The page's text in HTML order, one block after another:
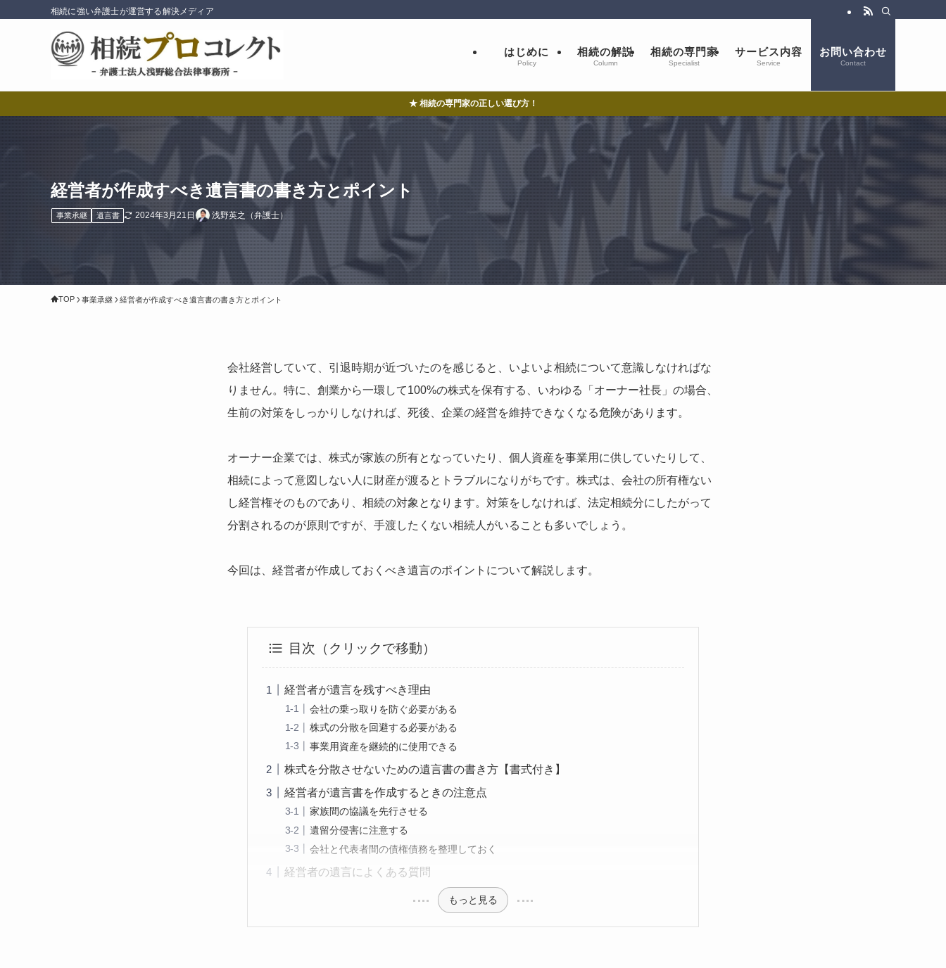
相続に強い弁護士が運営する解決メディア
はじめに
Policy
相続の解説
Column
相続の専門家
Specialist
サービス内容
Service
お問い合わせ
Contact
★ 相続の専門家の正しい選び方！
経営者が作成すべき遺言書の書き方とポイント
事業承継 遺言書 2024年3月21日 浅野英之（弁護士）
TOP 事業承継 経営者が作成すべき遺言書の書き方とポイント
会社経営していて、引退時期が近づいたのを感じると、いよいよ相続について意識しなければな
りません。特に、創業から一環して100%の株式を保有する、いわゆる「オーナー社長」の場合、
生前の対策をしっかりしなければ、死後、企業の経営を維持できなくなる危険があります。
オーナー企業では、株式が家族の所有となっていたり、個人資産を事業用に供していたりして、
相続によって意図しない人に財産が渡るとトラブルになりがちです。株式は、会社の所有権ない
し経営権そのものであり、相続の対象となります。対策をしなければ、法定相続分にしたがって
分割されるのが原則ですが、手渡したくない相続人がいることも多いでしょう。
今回は、経営者が作成しておくべき遺言のポイントについて解説します。
目次（クリックで移動）
経営者が遺言を残すべき理由
会社の乗っ取りを防ぐ必要がある
株式の分散を回避する必要がある
事業用資産を継続的に使用できる
株式を分散させないための遺言書の書き方【書式付き】
経営者が遺言書を作成するときの注意点
家族間の協議を先行させる
遺留分侵害に注意する
会社と代表者間の債権債務を整理しておく
経営者の遺言によくある質問
もっと見る